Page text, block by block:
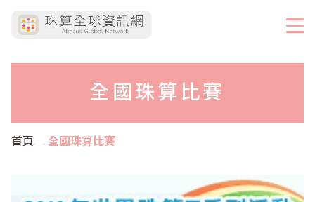
全國珠算比賽
首頁 全國珠算比賽